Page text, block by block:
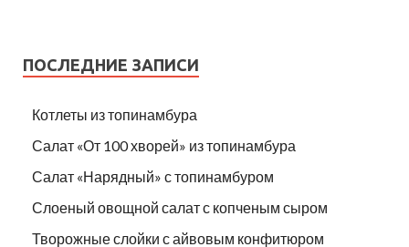
ПОСЛЕДНИЕ ЗАПИСИ
Котлеты из топинамбура
Салат «От 100 хворей» из топинамбура
Салат «Нарядный» с топинамбуром
Слоеный овощной салат с копченым сыром
Творожные слойки с айвовым конфитюром